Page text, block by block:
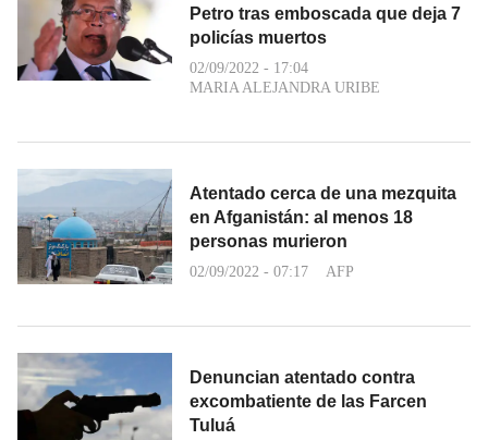
Petro tras emboscada que deja 7
policías muertos
02/09/2022 - 17:04
MARIA ALEJANDRA URIBE
Atentado cerca de una mezquita
en Afganistán: al menos 18
personas murieron
02/09/2022 - 07:17 AFP
Denuncian atentado contra
excombatiente de las Farcen
Tuluá